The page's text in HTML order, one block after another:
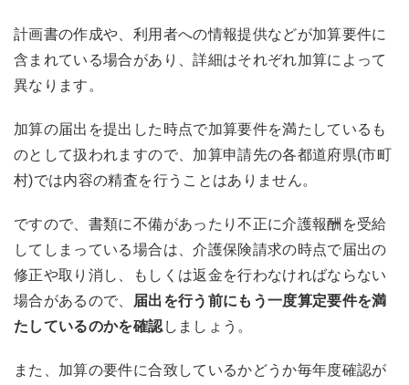
計画書の作成や、利用者への情報提供などが加算要件に
含まれている場合があり、詳細はそれぞれ加算によって
異なります。
加算の届出を提出した時点で加算要件を満たしているも
のとして扱われますので、加算申請先の各都道府県(市町
村)では内容の精査を行うことはありません。
ですので、書類に不備があったり不正に介護報酬を受給
してしまっている場合は、介護保険請求の時点で届出の
修正や取り消し、もしくは返金を行わなければならない
場合があるので、 届出を行う前にもう一度算定要件を満
たしているのかを確認しましょう。
また、加算の要件に合致しているかどうか毎年度確認が